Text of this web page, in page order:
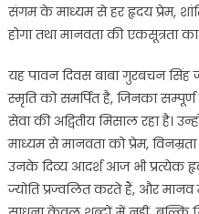
संगम के माध्यम से हर हृदय प्रेम,
होगा तथा मानवता की एकसूत्रता का
यह पावन दिवस बाबा गुरबचन सिंह
स्मृति को समर्पित है, जिनका
सेवा की अद्वितीय मिसाल रहा है।
माध्यम से मानवता को प्रेम,
उनके दिव्य आदर्श आज भी प्रत्येक
ज्योति प्रज्वलित करते हैं, और मानव